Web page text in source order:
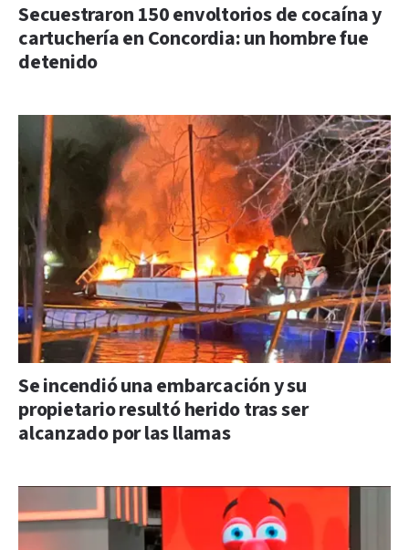
Secuestraron 150 envoltorios de cocaína y
cartuchería en Concordia: un hombre fue
detenido
Se incendió una embarcación y su
propietario resultó herido tras ser
alcanzado por las llamas